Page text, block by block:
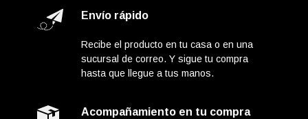
Envío rápido
Recibe el producto en tu casa o en una
sucursal de correo. Y sigue tu compra
hasta que llegue a tus manos.
Acompañamiento en tu compra